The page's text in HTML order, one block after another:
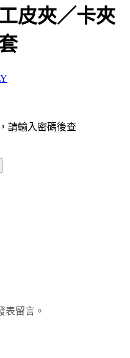
皮夾／卡夾
請輸入密碼後查
表留言。